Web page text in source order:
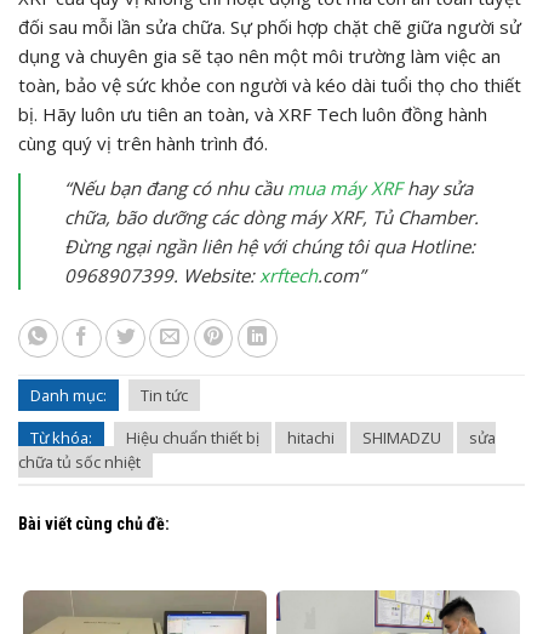
đối sau mỗi lần sửa chữa. Sự phối hợp chặt chẽ giữa người sử
dụng và chuyên gia sẽ tạo nên một môi trường làm việc an
toàn, bảo vệ sức khỏe con người và kéo dài tuổi thọ cho thiết
bị. Hãy luôn ưu tiên an toàn, và XRF Tech luôn đồng hành
cùng quý vị trên hành trình đó.
“Nếu bạn đang có nhu cầu mua máy XRFhay sửa
chữa, bão dưỡng các dòng máy XRF, Tủ Chamber.
Đừng ngại ngần liên hệ với chúng tôi qua Hotline:
0968907399. Website: xrftech.com”
Danh mục:
Tin tức
Từ khóa:
Hiệu chuẩn thiết bị hitachi SHIMADZU
sửa
chữa tủ sốc nhiệt
Bài viết cùng chủ đề: